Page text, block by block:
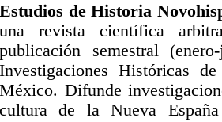
Estudios de Historia
una revista científica
publicación semestral
Investigaciones Históricas
México. Difunde
cultura de la Nueva